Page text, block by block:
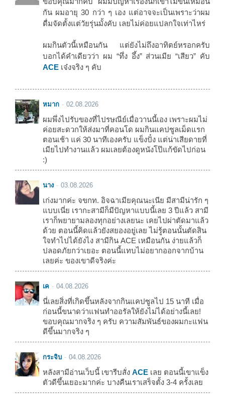
กัน ผมอายุ 30 กว่า ๆ เอง แต่อาจจะเป็นเพราะว่าผม
ดื่มจัดตั้งแต่วัยรุ่นมั้งคับ เลยไม่ค่อยแปลกใจเท่าไหร่
ผมกินตัวนี้เหมือนกัน แต่ยังไม่ถึงอาทิตย์หรอกครับ
บอกได้คำเดียวว่า ผม “ทึ่ง อึ้ง” ส่วนเมีย “เสียว” คับ
ACE เจ๋งจริง ๆ คับ
หมาก 02.08.2026
ผมพึ่งไปรับของที่ไปรษณีย์เมื่อวานนี้เอง เพราะผมไม่
ค่อยสะดวกให้ส่งมาที่คอนโด ผมกินแคปซูลเม็ดแรก
ตอนเช้า แค่ 30 นาทีเองครับ แข็งปั๋ง แต่น่าเสียดายที่
เมียไปทำงานแล้ว ผมเลยต้องดูหนังโป๊แก้ขัดไปก่อน
:)
นาง 03.08.2026
เก่งมากค่ะ จขกท. อิจฉาเมียคุณนะเนีย มีสามีน่ารัก ๆ
แบบเนี่ย เรากะสามีก็มีปัญหาแบบนี้เลย 3 ปีแล้ว สามี
เราก็พยายามลองทุกอย่างเลยนะ เคยไปผ่าตัดมาแล้ว
ด้วย ตอนนี้คิดแล้วยังสยองอยู่เลย ไม่รู้ตอนนั้นตัดสิน
ใจทำไปได้ยังไง สามีกิน ACE เหมือนกัน ง่ายแล้วก็
ปลอดภัยกว่าเยอะ ตอนนี้แทบไม่อยากออกจากบ้าน
เลยค่ะ ของเขาดีจริงค่ะ
เค 04.08.2026
นี่เลยสิ่งที่เกิดขึ้นหลังจากกินแคปซูลไป 15 นาที เมื่อ
ก่อนนี้ขนาดว่าแฟนทำออรัลให้ยังไม่ได้อย่างนี้เลย!
ขอบคุณมากจริง ๆ ครับ ความสัมพันธ์ของผมกะแฟน
ดีขึ้นมากจริง ๆ
กระจิบ 04.08.2026
หลังสามีอ่านเว็บนี้ เขารีบสั่ง ACE เลย ตอนนี้เขาแข็ง
ตัวดีขึ้นเยอะมากค่ะ บางคืนเราเสร็จตั้ง 3-4 ครั้งเลย